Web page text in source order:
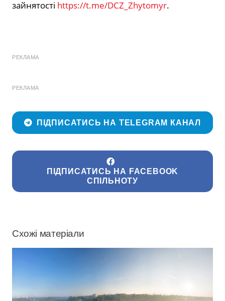
зайнятості https://t.me/DCZ_Zhytomyr.
РЕКЛАМА
РЕКЛАМА
ПІДПИСАТИСЬ НА TELEGRAM КАНАЛ
ПІДПИСАТИСЬ НА FACEBOOK
СПІЛЬНОТУ
Схожі матеріали